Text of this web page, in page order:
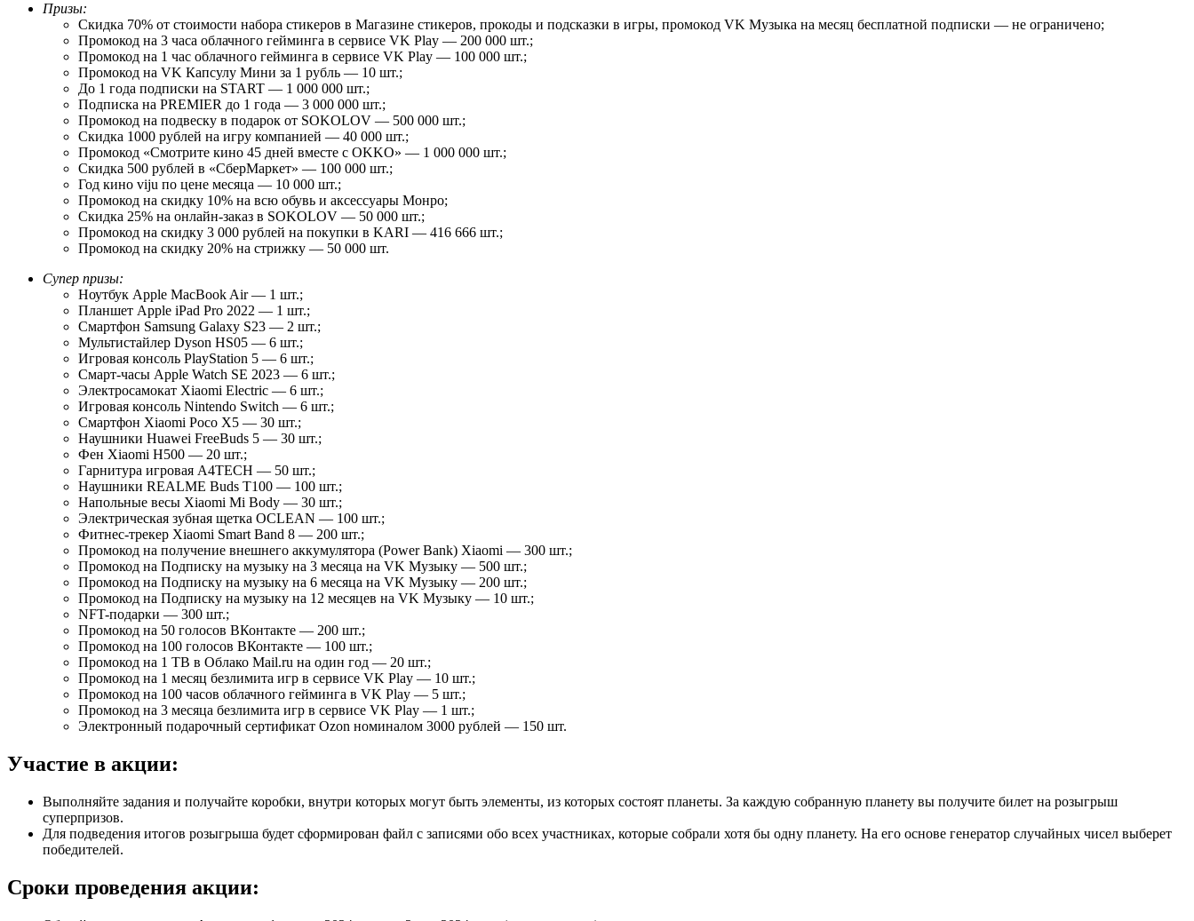
Призы:
Скидка 70% от стоимости набора стикеров в Магазине стикеров, прокоды и подсказки в игры, промокод VK Музыка на месяц бесплатной подписки — не ограничено;
Промокод на 3 часа облачного гейминга в сервисе VK Play — 200 000 шт.;
Промокод на 1 час облачного гейминга в сервисе VK Play — 100 000 шт.;
Промокод на VK Капсулу Мини за 1 рубль — 10 шт.;
До 1 года подписки на START — 1 000 000 шт.;
Подписка на PREMIER до 1 года — 3 000 000 шт.;
Промокод на подвеску в подарок от SOKOLOV — 500 000 шт.;
Скидка 1000 рублей на игру компанией — 40 000 шт.;
Промокод «Смотрите кино 45 дней вместе с OKKO» — 1 000 000 шт.;
Скидка 500 рублей в «СберМаркет» — 100 000 шт.;
Год кино viju по цене месяца — 10 000 шт.;
Промокод на скидку 10% на всю обувь и аксессуары Монро;
Скидка 25% на онлайн-заказ в SOKOLOV — 50 000 шт.;
Промокод на скидку 3 000 рублей на покупки в KARI — 416 666 шт.;
Промокод на скидку 20% на стрижку — 50 000 шт.
Супер призы:
Ноутбук Apple MacBook Air — 1 шт.;
Планшет Apple iPad Pro 2022 — 1 шт.;
Смартфон Samsung Galaxy S23 — 2 шт.;
Мультистайлер Dyson HS05 — 6 шт.;
Игровая консоль PlayStation 5 — 6 шт.;
Смарт-часы Apple Watch SE 2023 — 6 шт.;
Электросамокат Xiaomi Electric — 6 шт.;
Игровая консоль Nintendo Switch — 6 шт.;
Смартфон Xiaomi Poco X5 — 30 шт.;
Наушники Huawei FreeBuds 5 — 30 шт.;
Фен Xiaomi H500 — 20 шт.;
Гарнитура игровая A4TECH — 50 шт.;
Наушники REALME Buds T100 — 100 шт.;
Напольные весы Xiaomi Mi Body — 30 шт.;
Электрическая зубная щетка OCLEAN — 100 шт.;
Фитнес-трекер Xiaomi Smart Band 8 — 200 шт.;
Промокод на получение внешнего аккумулятора (Power Bank) Xiaomi — 300 шт.;
Промокод на Подписку на музыку на 3 месяца на VK Музыку — 500 шт.;
Промокод на Подписку на музыку на 6 месяца на VK Музыку — 200 шт.;
Промокод на Подписку на музыку на 12 месяцев на VK Музыку — 10 шт.;
NFT-подарки — 300 шт.;
Промокод на 50 голосов ВКонтакте — 200 шт.;
Промокод на 100 голосов ВКонтакте — 100 шт.;
Промокод на 1 ТB в Облако Mail.ru на один год — 20 шт.;
Промокод на 1 месяц безлимита игр в сервисе VK Play — 10 шт.;
Промокод на 100 часов облачного гейминга в VK Play — 5 шт.;
Промокод на 3 месяца безлимита игр в сервисе VK Play — 1 шт.;
Электронный подарочный сертификат Ozon номиналом 3000 рублей — 150 шт.
Участие в акции:
Выполняйте задания и получайте коробки, внутри которых могут быть элементы, из которых состоят планеты. За каждую собранную планету вы получите билет на розыгрыш
суперпризов.
Для подведения итогов розыгрыша будет сформирован файл с записями обо всех участниках, которые собрали хотя бы одну планету. На его основе генератор случайных чисел выберет
победителей.
Сроки проведения акции: